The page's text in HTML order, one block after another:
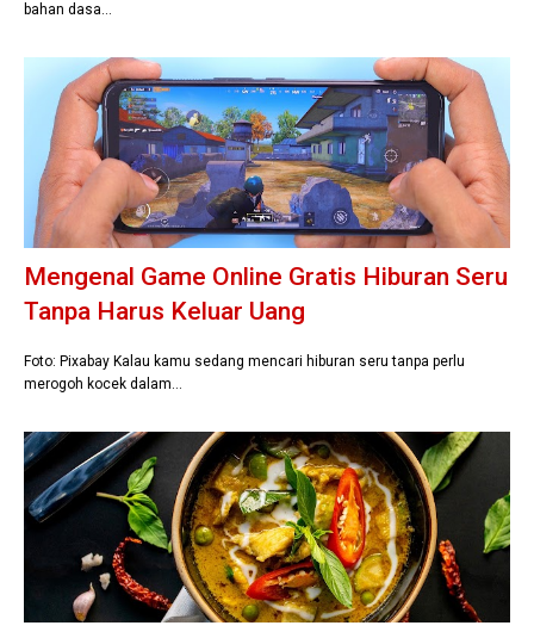
bahan dasa…
Mengenal Game Online Gratis Hiburan Seru
Tanpa Harus Keluar Uang
Foto: Pixabay Kalau kamu sedang mencari hiburan seru tanpa perlu
merogoh kocek dalam…